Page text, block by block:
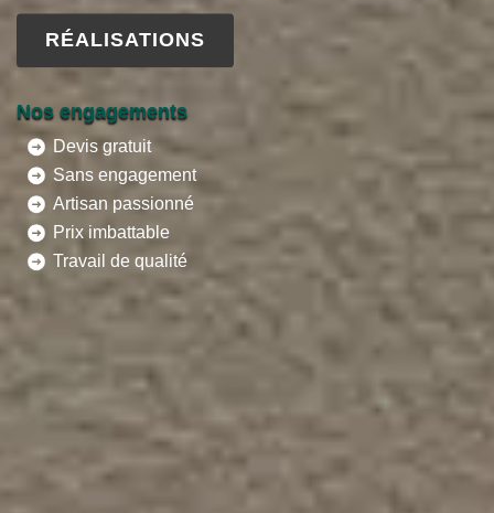
RÉALISATIONS
Nos engagements
Devis gratuit
Sans engagement
Artisan passionné
Prix imbattable
Travail de qualité